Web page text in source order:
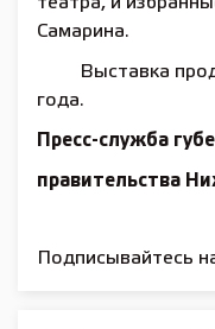
Самарина.
Выставка
года.
Пресс-служба
правительства
Подписывайтесь